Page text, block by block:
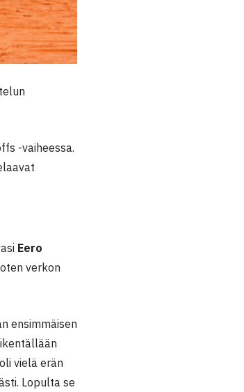
-vaiheessa.
Eero
verkon
ensimmäisen
vielä erän
Lopulta se